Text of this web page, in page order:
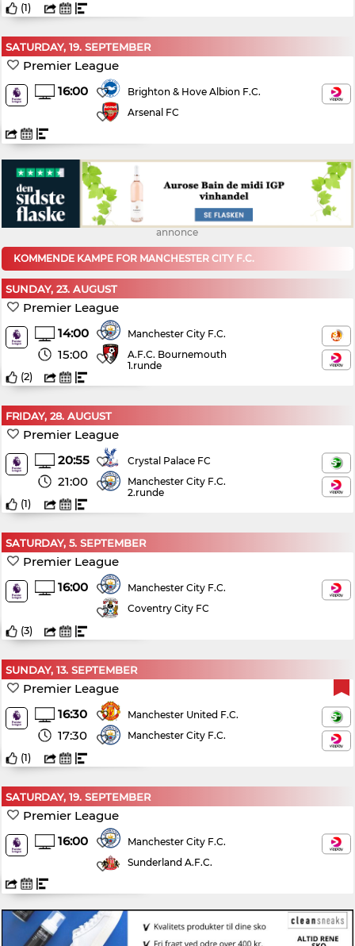
(1)
SATURDAY, 19. SEPTEMBER
Premier League
16:00
Brighton & Hove Albion F.C.
Arsenal FC
annonce
KOMMENDE KAMPE FOR MANCHESTER CITY F.C.
SUNDAY, 23. AUGUST
Premier League
14:00
15:00
Manchester City F.C.
A.F.C. Bournemouth
1.runde
(2)
FRIDAY, 28. AUGUST
Premier League
20:55
21:00
Crystal Palace FC
Manchester City F.C.
2.runde
(1)
SATURDAY, 5. SEPTEMBER
Premier League
16:00
Manchester City F.C.
Coventry City FC
(3)
SUNDAY, 13. SEPTEMBER
Premier League
16:30
17:30
Manchester United F.C.
Manchester City F.C.
(1)
SATURDAY, 19. SEPTEMBER
Premier League
16:00
Manchester City F.C.
Sunderland A.F.C.